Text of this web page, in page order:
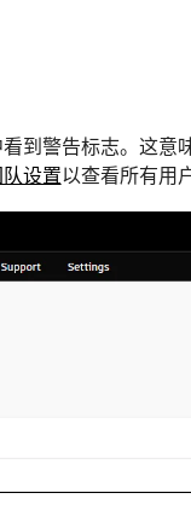
到警告标志。这
设置以查看所有用